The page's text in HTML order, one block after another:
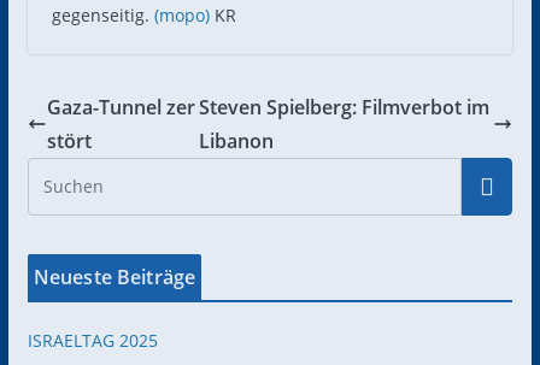
gegenseitig. (mopo) KR
Gaza-Tunnel zer
stört
Steven Spielberg: Filmverbot im
Libanon
Neueste Beiträge
ISRAELTAG 2025